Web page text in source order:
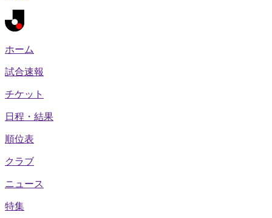
ホーム
試合速報
チケット
日程・結果
順位表
クラブ
ニュース
特集